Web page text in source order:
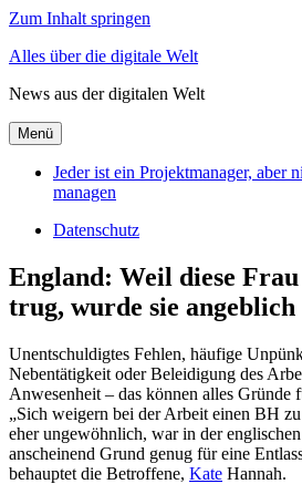
Zum Inhalt springen
Alles über die digitale Welt
News aus der digitalen Welt
Menü
Jeder ist ein Projektmanager, aber
managen
Datenschutz
England: Weil diese
trug, wurde sie angeblich
Unentschuldigtes Fehlen, häufige
Nebentätigkeit oder Beleidigung des
Anwesenheit – das können alles Gründe
„Sich weigern bei der Arbeit einen BH
eher ungewöhnlich, war in der
anscheinend Grund genug für eine
behauptet die Betroffene, Kate Hannah.